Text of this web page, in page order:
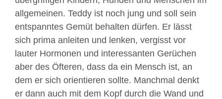
allgemeinen. Teddy ist noch jung und soll sein
entspanntes Gemüt behalten dürfen. Er lässt
sich prima anleiten und lenken, vergisst vor
lauter Hormonen und interessanten Gerüchen
aber des Öfteren, dass da ein Mensch ist, an
dem er sich orientieren sollte. Manchmal denkt
er dann auch mit dem Kopf durch die Wand und